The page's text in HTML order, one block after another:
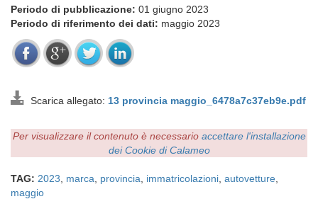
Periodo di pubblicazione: 01 giugno 2023
Periodo di riferimento dei dati: maggio 2023
Scarica allegato: 13 provincia maggio_6478a7c37eb9e.pdf
Per visualizzare il contenuto è necessario accettare l'installazione
dei Cookie di Calameo
TAG: 2023 marca provincia immatricolazioni autovetture
maggio